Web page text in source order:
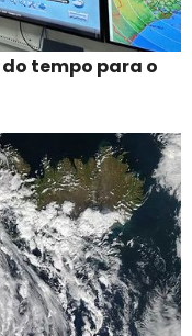
tempo para o